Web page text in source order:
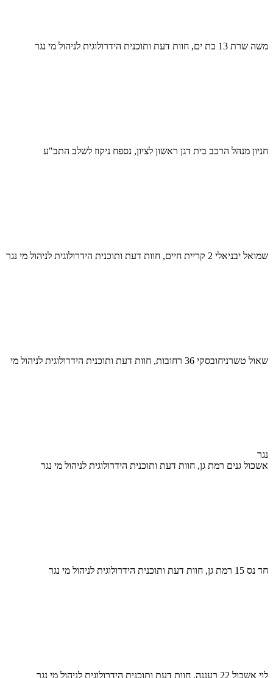
משה שרת 13 בת ים, חוות דעת ותוכנית הידרולוגית לניהול מי נגר
חניון מנהל הרכב בית דגן ראשון לציון, נספח ניקוז לשלב התב"ע
שמואל יבניאלי 2 קריית חיים, חוות דעת ותוכנית הידרולוגית לניהול מי נגר
שאול טשרניחובסקי 36 רחובות, חוות דעת ותוכנית הידרולוגית לניהול מי
נגר
אשכול גנים רמת גן, חוות דעת ותוכנית הידרולוגית לניהול מי נגר
חד נס 15 רמת גן, חוות דעת ותוכנית הידרולוגית לניהול מי נגר
לוי אשכול 22 רעננה, חוות דעת ותוכנית הידרולוגית לניהול מי נגר